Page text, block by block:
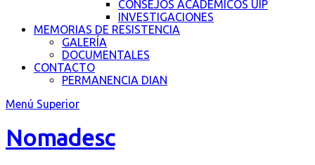
CONSEJOS ACADÉMICOS UIP
INVESTIGACIONES
MEMORIAS DE RESISTENCIA
GALERÍA
DOCUMENTALES
CONTACTO
PERMANENCIA DIAN
Menú Superior
Nomadesc